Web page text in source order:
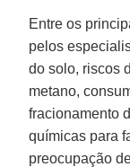
Entre os
pelos
do solo, riscos
metano,
fracionamento
químicas para
preocupação